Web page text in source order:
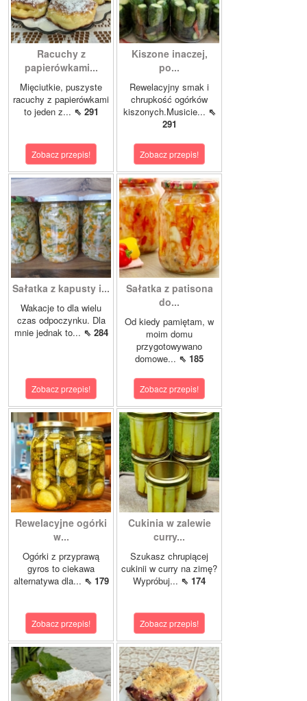
Racuchy z
papierówkami...
Mięciutkie, puszyste
racuchy z papierówkami
to jeden z... ⇖ 291
Zobacz przepis!
Kiszone inaczej,
po...
Rewelacyjny smak i
chrupkość ogórków
kiszonych.Musicie... ⇖
291
Zobacz przepis!
Sałatka z kapusty i...
Wakacje to dla wielu
czas odpoczynku. Dla
mnie jednak to... ⇖ 284
Zobacz przepis!
Sałatka z patisona
do...
Od kiedy pamiętam, w
moim domu
przygotowywano
domowe... ⇖ 185
Zobacz przepis!
Rewelacyjne ogórki
w...
Ogórki z przyprawą
gyros to ciekawa
alternatywa dla... ⇖ 179
Zobacz przepis!
Cukinia w zalewie
curry...
Szukasz chrupiącej
cukinii w curry na zimę?
Wypróbuj... ⇖ 174
Zobacz przepis!